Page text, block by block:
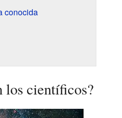
conocida
los científicos?